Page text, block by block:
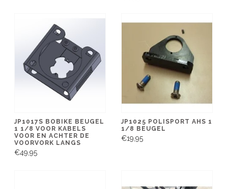
JP1017S BOBIKE BEUGEL
1 1/8 VOOR KABELS
VOOR EN ACHTER DE
VOORVORK LANGS
€49,95
JP1025 POLISPORT AHS 1
1/8 BEUGEL
€19,95